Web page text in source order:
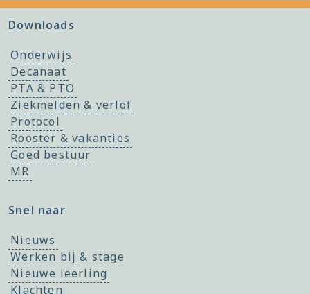
Downloads
Onderwijs
Decanaat
PTA & PTO
Ziekmelden & verlof
Protocol
Rooster & vakanties
Goed bestuur
MR
Snel naar
Nieuws
Werken bij & stage
Nieuwe leerling
Klachten